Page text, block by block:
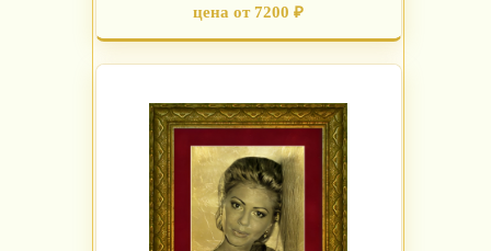
цена от 7200 ₽